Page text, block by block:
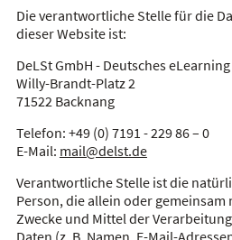
Die verantwortliche Stelle für die
dieser Website ist:
DeLSt GmbH - Deutsches
Willy-Brandt-Platz 2
71522 Backnang
Telefon: +49 (0) 7191 - 229 86 – 0
E-Mail: mail@delst.de
Verantwortliche Stelle ist die
Person, die allein oder
Zwecke und Mittel der
Daten (z. B. Namen, E-Mail-